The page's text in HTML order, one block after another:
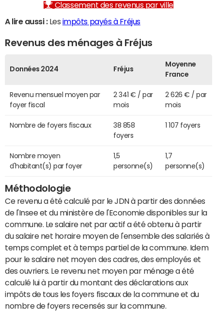
Classement des revenus par ville
A lire aussi :Les impôts payés à Fréjus
Revenus des ménages à Fréjus
Données 2024 Fréjus
Moyenne
France
Revenu mensuel moyen par
foyer fiscal
2 341 € / par
mois
2 626 € / par
mois
Nombre de foyers fiscaux
38 858
foyers
1 107 foyers
Nombre moyen
d'habitant(s) par foyer
1,5
personne(s)
1,7
personne(s)
Méthodologie
Ce revenu a été calculé par le JDN à partir des données
de l'Insee et du ministère de l'Economie disponibles sur la
commune. Le salaire net par actif a été obtenu à partir
du salaire net horaire moyen de l'ensemble des salariés à
temps complet et à temps partiel de la commune. Idem
pour le salaire net moyen des cadres, des employés et
des ouvriers. Le revenu net moyen par ménage a été
calculé lui à partir du montant des déclarations aux
impôts de tous les foyers fiscaux de la commune et du
nombre de foyers recensés sur la commune.